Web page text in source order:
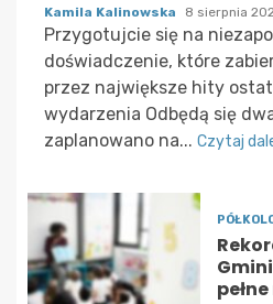
Kamila Kalinowska 8 sierpnia
Przygotujcie się na
doświadczenie, które
przez największe hity
wydarzenia Odbędą się
zaplanowano na... Czytaj